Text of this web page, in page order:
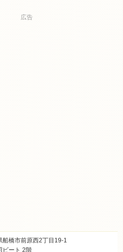
船橋市前原西2丁目19-1
ビート 2階